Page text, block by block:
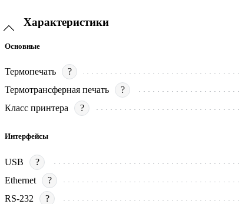
Характеристики
Основные
Термопечать
?
Термотрансферная печать
?
Класс принтера
?
Интерфейсы
USB
?
Ethernet
?
RS-232
?